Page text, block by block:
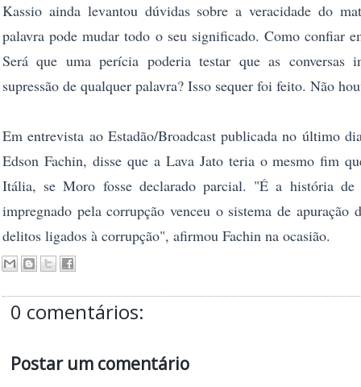
Kassio ainda levantou dúvidas sobre a veracidade do
palavra pode mudar todo o seu significado. Como confiar
Será que uma perícia poderia testar que as conversas
supressão de qualquer palavra? Isso sequer foi feito. Não
Em entrevista ao Estadão/Broadcast publicada no último
Edson Fachin, disse que a Lava Jato teria o mesmo fim
Itália, se Moro fosse declarado parcial. "É a história de
impregnado pela corrupção venceu o sistema de apuração
delitos ligados à corrupção", afirmou Fachin na ocasião.
0 comentários:
Postar um comentário